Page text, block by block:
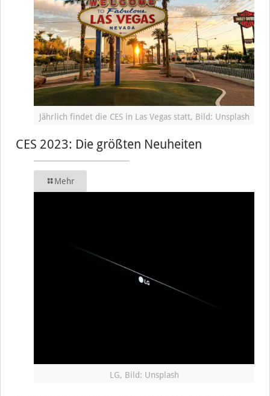
Jährlich findet die CES in Las Vegas statt, Bild: Unsplash
CES 2023: Die größten Neuheiten
Mehr
LG, Bild: Unsplash